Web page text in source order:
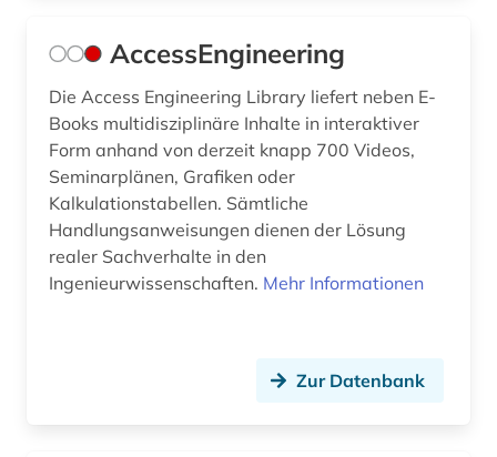
dienstleistung (3)
dieselmotor (1)
digitale bibliothek (1)
digitale bildverarbeitung (1)
digitale fotografie (2)
digitale rechte (1)
din-iso-norm (1)
AccessEngineering
Die Access Engineering Library liefert neben E-
Books multidisziplinäre Inhalte in interaktiver
Form anhand von derzeit knapp 700 Videos,
Seminarplänen, Grafiken oder
Kalkulationstabellen. Sämtliche
Handlungsanweisungen dienen der Lösung
realer Sachverhalte in den
Ingenieurwissenschaften. Mehr Informationen
Zur Datenbank